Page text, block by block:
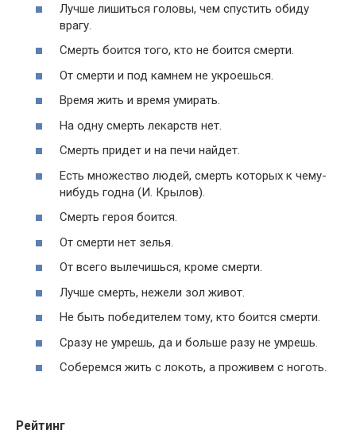
Лучше лишиться головы, чем спустить обиду
врагу.
Смерть боится того, кто не боится смерти.
От смерти и под камнем не укроешься.
Время жить и время умирать.
На одну смерть лекарств нет.
Смерть придет и на печи найдет.
Есть множество людей, смерть которых к чему-
нибудь годна (И. Крылов).
Смерть героя боится.
От смерти нет зелья.
От всего вылечишься, кроме смерти.
Лучше смерть, нежели зол живот.
Не быть победителем тому, кто боится смерти.
Сразу не умрешь, да и больше разу не умрешь.
Соберемся жить с локоть, а проживем с ноготь.
Рейтинг